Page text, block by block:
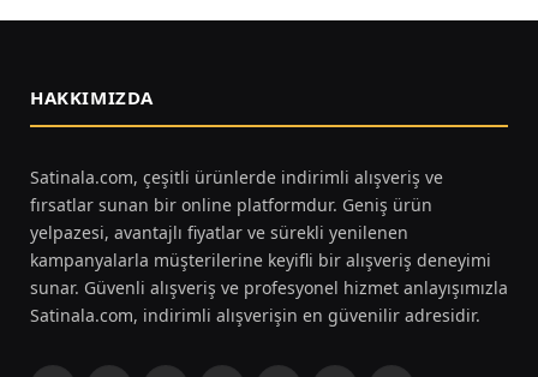
HAKKIMIZDA
Satinala.com, çeşitli ürünlerde indirimli alışveriş ve
fırsatlar sunan bir online platformdur. Geniş ürün
yelpazesi, avantajlı fiyatlar ve sürekli yenilenen
kampanyalarla müşterilerine keyifli bir alışveriş deneyimi
sunar. Güvenli alışveriş ve profesyonel hizmet anlayışımızla
Satinala.com, indirimli alışverişin en güvenilir adresidir.